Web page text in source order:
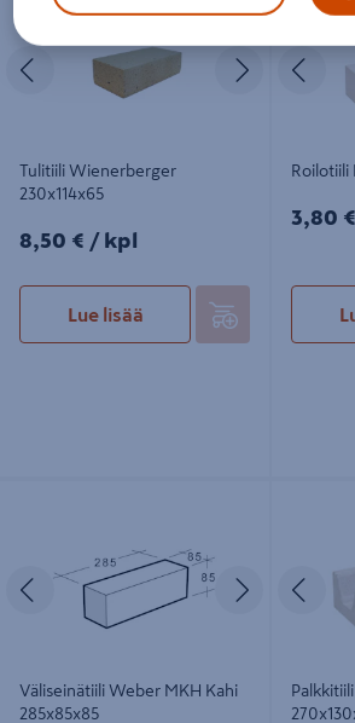
Edellinen Seuraava
Tulitiili Wienerberger
230x114x65
8,50€/kpl
8,50 € / kpl
Lue lisää
Roilotiili
3,80 €
Edellinen Seuraava
Väliseinätiili Weber MKH Kahi
285x85x85